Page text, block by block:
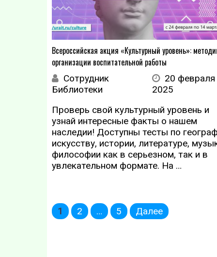
Всероссийская акция «Культурный уровень»:
организации воспитательной работы
Сотрудник
Библиотеки
20 февраля
2025
Проверь свой культурный уровень и
узнай интересные факты о нашем
наследии! Доступны тесты по
искусству, истории, литературе,
философии как в серьезном, так и в
увлекательном формате. На …
Пагинация
1 2 … 5 Далее